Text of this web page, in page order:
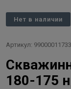
Нет в наличии
Артикул: 99000011733
180-175